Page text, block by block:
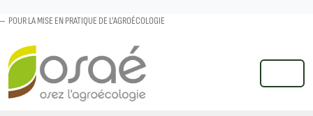
POUR LA MISE EN PRATIQUE DE L'AGROÉCOLOGIE
MENU